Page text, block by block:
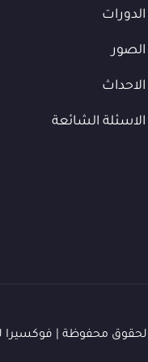
الدورات
الصور
الاحداث
الاسئلة الشائعة
محفوظة | فوكسيرا